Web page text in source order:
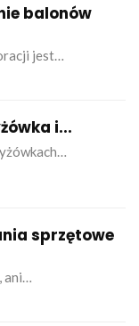
balonów
jest…
i...
sprzętowe
ani…